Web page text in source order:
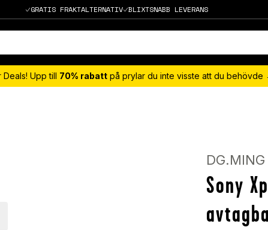
GRATIS FRAKTALTERNATIV BLIXTSNABB LEVERANS
Deals! Upp till 70% rabatt på prylar du inte visste att du behövde
DG.MING
Sony